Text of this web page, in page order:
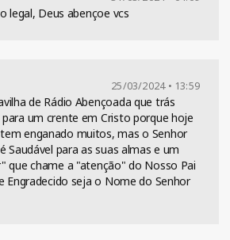
legal, Deus abençoe vcs
25/03/2024 • 13:59
de Rádio Abençoada que trás
um crente em Cristo porque hoje
enganado muitos, mas o Senhor
Saudável para as suas almas e um
que chame a "atenção" do Nosso Pai
Engradecido seja o Nome do Senhor